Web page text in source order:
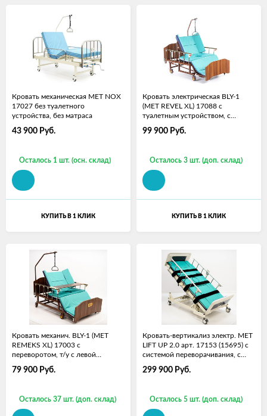
Кровать механическая MET NOX
17027 без туалетного
устройства, без матраса
43 900 Руб.
Осталось 1 шт. (осн. склад)
КУПИТЬ В 1 КЛИК
Кровать электрическая BLY-1
(MET REVEL XL) 17088 с
туалетным устройством, с
99 900 Руб.
Осталось 3 шт. (доп. склад)
КУПИТЬ В 1 КЛИК
Кровать механич. BLY-1 (MET
REMEKS XL) 17003 с
переворотом, т/у с левой
стороны, с матрасом и столиком
79 900 Руб.
Осталось 37 шт. (доп. склад)
Кровать-вертикализ электр. MET
LIFT UP 2.0 арт. 17153 (15695) с
системой переворачивания, с
299 900 Руб.
Осталось 5 шт. (доп. склад)